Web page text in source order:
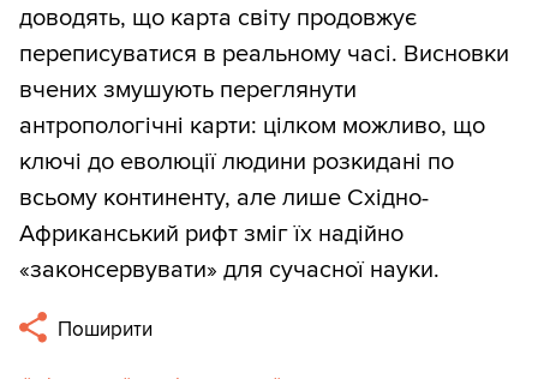
доводять, що карта світу продовжує
переписуватися в реальному часі. Висновки
вчених змушують переглянути
антропологічні карти: цілком можливо, що
ключі до еволюції людини розкидані по
всьому континенту, але лише Східно-
Африканський рифт зміг їх надійно
«законсервувати» для сучасної науки.
Поширити